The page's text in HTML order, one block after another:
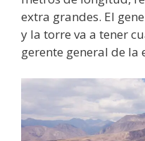
extra grandes. El
y la torre va a tener
gerente general de la